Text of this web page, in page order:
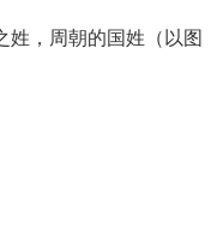
，周朝的国姓（以图